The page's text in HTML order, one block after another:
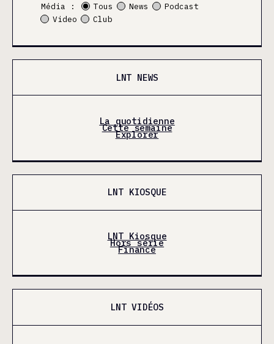
Média : Tous News
Podcast
Video
Club
LNT NEWS
La quotidienne
Cette semaine
Explorer
LNT KIOSQUE
LNT Kiosque
Hors série
Finance
LNT VIDÉOS